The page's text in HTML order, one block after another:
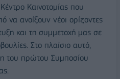
Καινοτομίας που
ανοίξουν νέοι ορίζοντες
και τη συμμετοχή μας σε
Στο πλαίσιο αυτό,
του πρώτου Συμποσίου